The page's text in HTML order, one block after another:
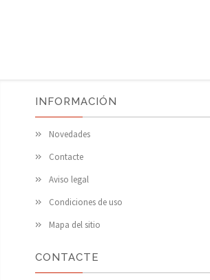
INFORMACIÓN
Novedades
Contacte
Aviso legal
Condiciones de uso
Mapa del sitio
CONTACTE